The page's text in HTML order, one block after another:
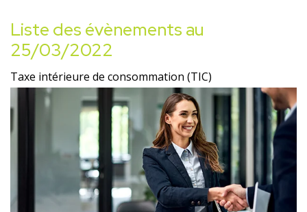
Liste des évènements au
25/03/2022
Taxe intérieure de consommation (TIC)